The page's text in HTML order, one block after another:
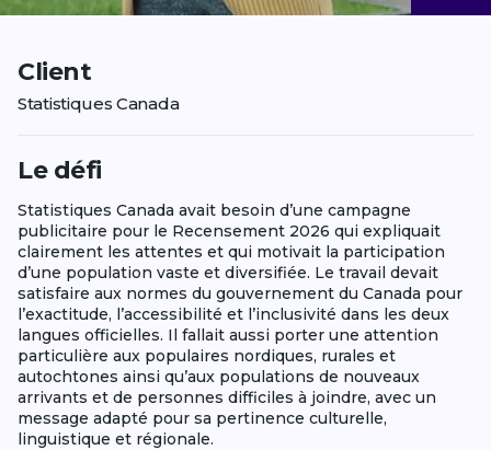
Client
Statistiques Canada
Le défi
Statistiques Canada avait besoin d’une campagne
publicitaire pour le Recensement 2026 qui expliquait
clairement les attentes et qui motivait la participation
d’une population vaste et diversifiée. Le travail devait
satisfaire aux normes du gouvernement du Canada pour
l’exactitude, l’accessibilité et l’inclusivité dans les deux
langues officielles. Il fallait aussi porter une attention
particulière aux populaires nordiques, rurales et
autochtones ainsi qu’aux populations de nouveaux
arrivants et de personnes difficiles à joindre, avec un
message adapté pour sa pertinence culturelle,
linguistique et régionale.